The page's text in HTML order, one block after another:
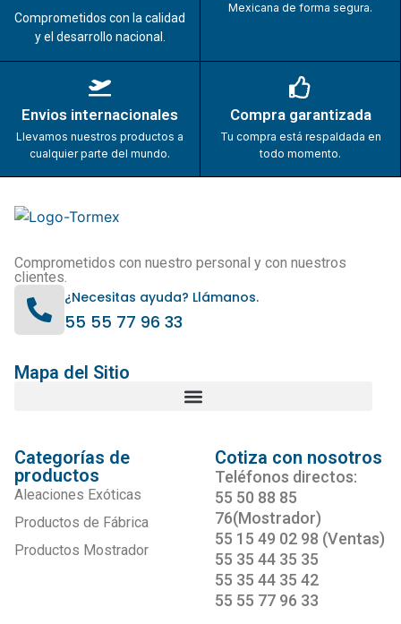
Comprometidos con la calidad
y el desarrollo nacional.
Mexicana de forma segura.
Envios internacionales
Llevamos nuestros productos a
cualquier parte del mundo.
Compra garantizada
Tu compra está respaldada en
todo momento.
Comprometidos con nuestro personal y con nuestros
clientes.
¿Necesitas ayuda? Llámanos.
55 55 77 96 33
Mapa del Sitio
Categorías de
productos
Aleaciones Exóticas
Productos de Fábrica
Productos Mostrador
Cotiza con nosotros
Teléfonos directos:
55 50 88 85
76(Mostrador)
55 15 49 02 98 (Ventas)
55 35 44 35 35
55 35 44 35 42
55 55 77 96 33